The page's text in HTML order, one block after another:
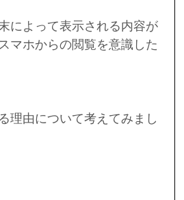
によって表示される内容が
マホからの閲覧を意識した
理由について考えてみまし